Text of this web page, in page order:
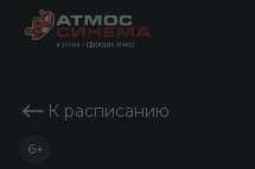
К расписанию
6+